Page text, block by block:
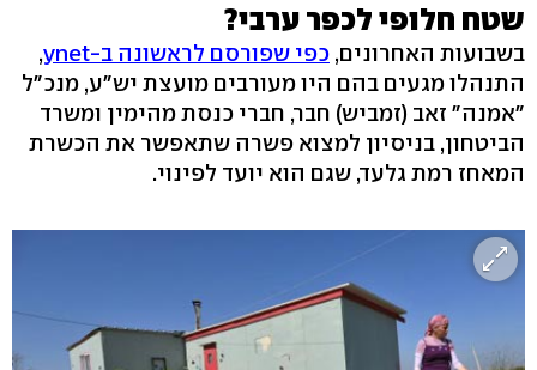
שטח חלופי לכפר ערבי?
בשבועות האחרונים, כפי שפורסם לראשונה ב-ynet
,
התנהלו מגעים בהם היו מעורבים מועצת יש"ע, מנכ"ל
"אמנה" זאב (זמביש) חבר, חברי כנסת מהימין ומשרד
הביטחון, בניסיון למצוא פשרה שתאפשר את הכשרת
המאחז רמת גלעד, שגם הוא יועד לפינוי.